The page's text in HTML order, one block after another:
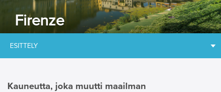
Firenze
ESITTELY
Kauneutta, joka muutti maailman